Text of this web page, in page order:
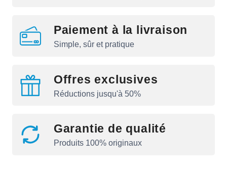
Paiement à la livraison
Simple, sûr et pratique
Offres exclusives
Réductions jusqu'à 50%
Garantie de qualité
Produits 100% originaux